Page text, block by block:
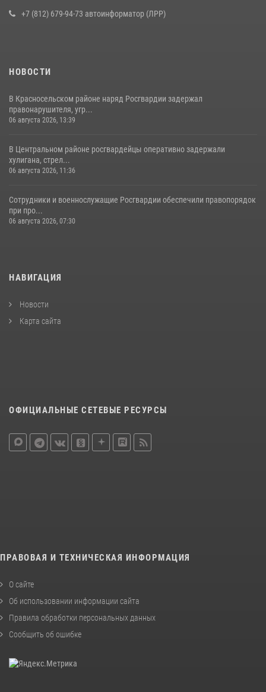
+7 (812) 679-94-73 автоинформатор (ЛРР)
НОВОСТИ
В Красносельском районе наряд Росгвардии задержал
правонарушителя, угр...
06 августа 2026, 13:39
В Центральном районе росгвардейцы оперативно задержали
хулигана, стрел...
06 августа 2026, 11:36
Сотрудники и военнослужащие Росгвардии обеспечили правопорядок
при про...
06 августа 2026, 07:30
НАВИГАЦИЯ
Новости
Карта сайта
ОФИЦИАЛЬНЫЕ СЕТЕВЫЕ РЕСУРСЫ
ПРАВОВАЯ И ТЕХНИЧЕСКАЯ ИНФОРМАЦИЯ
О сайте
Об использовании информации сайта
Правила обработки персональных данных
Сообщить об ошибке